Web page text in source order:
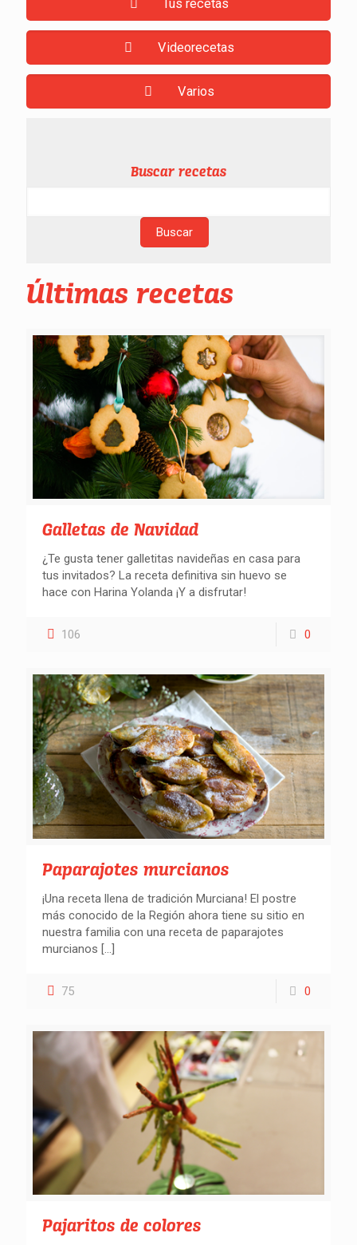
Tus recetas
Videorecetas
Varios
Buscar recetas
Últimas recetas
Galletas de Navidad
¿Te gusta tener galletitas navideñas en casa para
tus invitados? La receta definitiva sin huevo se
hace con Harina Yolanda ¡Y a disfrutar!
106 0
Paparajotes murcianos
¡Una receta llena de tradición Murciana! El postre
más conocido de la Región ahora tiene su sitio en
nuestra familia con una receta de paparajotes
murcianos […]
75 0
Pajaritos de colores